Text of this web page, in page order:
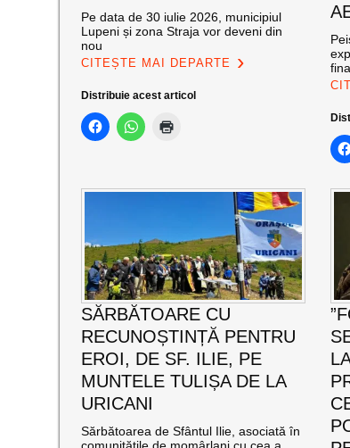
Pe data de 30 iulie 2026, municipiul
Lupeni și zona Straja vor deveni din
nou
CITEȘTE MAI DEPARTE
Distribuie acest articol
SĂRBĂTOARE CU
RECUNOȘTINȚĂ PENTRU
EROI, DE SF. ILIE, PE
MUNTELE TULIȘA DE LA
URICANI
Sărbătoarea de Sfântul Ilie, asociată în